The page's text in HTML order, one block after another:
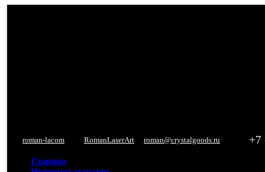
roman-lacom RomanLaserArt roman@crystalgoods.ru +7
Главная